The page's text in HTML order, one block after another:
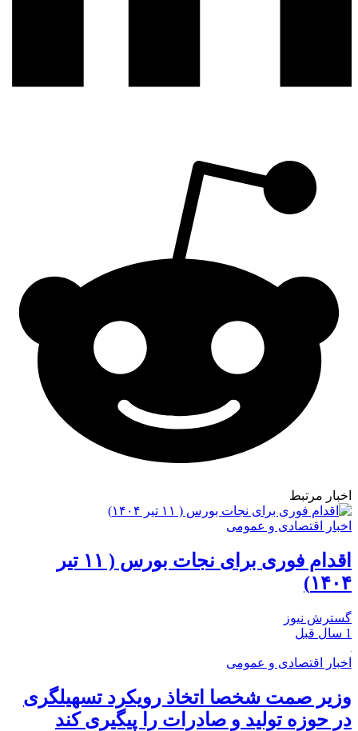
اخبار مرتبط
اخبار اقتصادی و عمومی
اقدام فوری برای نجات بورس ( ۱۱ تیر
۱۴۰۴)
گسترش نیوز
1 سال قبل
اخبار اقتصادی و عمومی
وزیر صمت شخصا اتخاذ رویکرد تسهیلگری
در حوزه تولید و صادرات را پیگیری کند